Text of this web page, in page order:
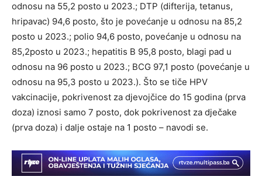
odnosu na 55,2 posto u 2023.; DTP (difterija, tetanus,
hripavac) 94,6 posto, što je povećanje u odnosu na 85,2
posto u 2023.; polio 94,6 posto, povećanje u odnosu na
85,2posto u 2023.; hepatitis B 95,8 posto, blagi pad u
odnosu na 96 posto u 2023.; BCG 97,1 posto (povećanje u
odnosu na 95,3 posto u 2023.). Što se tiče HPV
vakcinacije, pokrivenost za djevojčice do 15 godina (prva
doza) iznosi samo 7 posto, dok pokrivenost za dječake
(prva doza) i dalje ostaje na 1 posto – navodi se.